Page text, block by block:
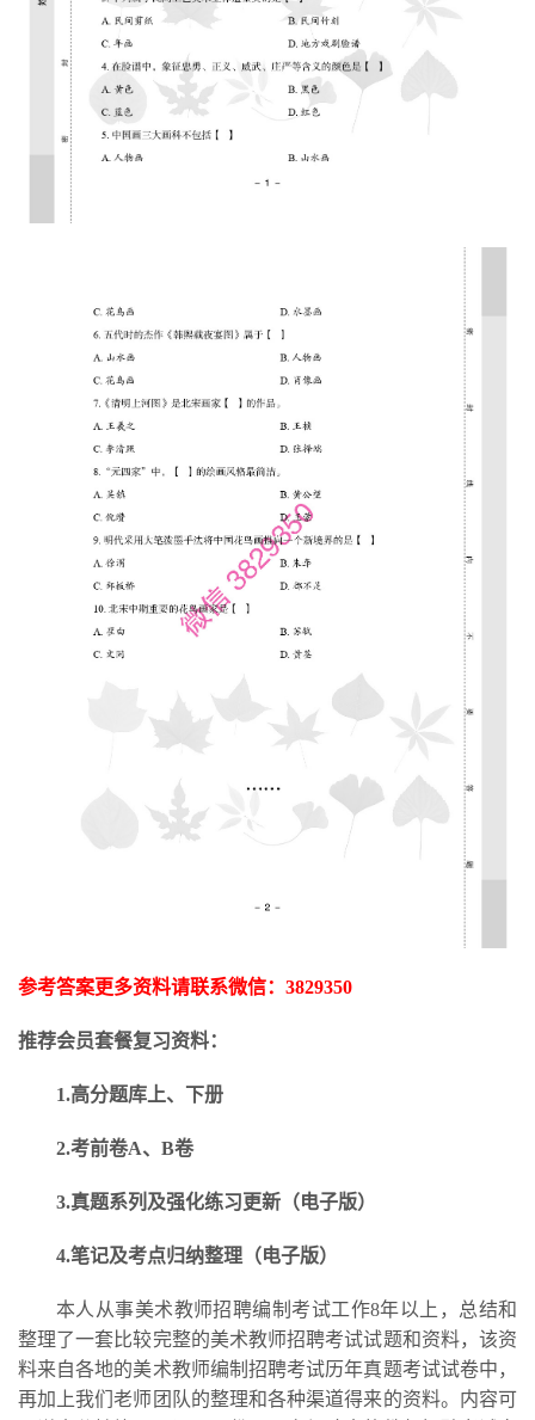
参考答案更多资料请联系微信： 3829350
推荐会员套餐复习资料：
1.高分题库上、下册
2.考前卷A、B卷
3.真题系列及强化练习更新 （电子版）
4.笔记及考点归纳整理（电子版）
本人从事美术教师招聘编制考试工作8年以上，总结和
整理了一套比较完整的美术教师招聘考试试题和资料，该资
料来自各地的美术教师编制招聘考试历年真题考试试卷中，
再加上我们老师团队的整理和各种渠道得来的资料。内容可